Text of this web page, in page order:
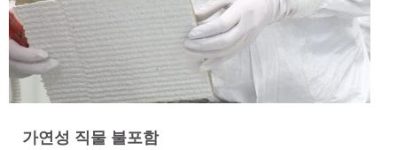
가연성 직물 불포함